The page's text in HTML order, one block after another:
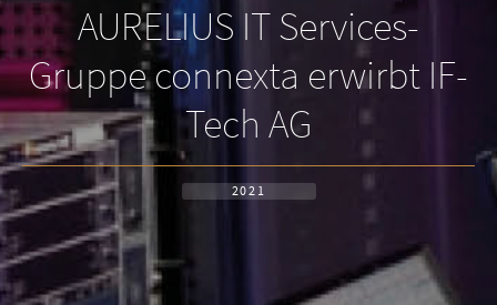
AURELIUS IT Services-
Gruppe connexta erwirbt IF-
Tech AG
2021